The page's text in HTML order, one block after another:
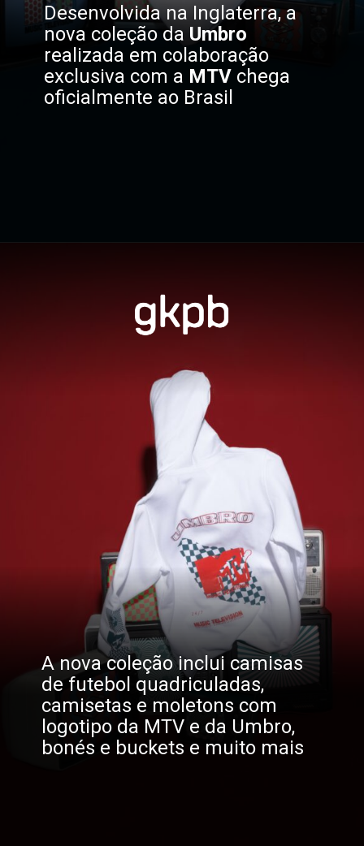
Desenvolvida na Inglaterra, a
nova coleção da Umbro
realizada em colaboração
exclusiva com a MTV chega
oficialmente ao Brasil
A nova coleção inclui camisas
de futebol quadriculadas,
camisetas e moletons com
logotipo da MTV e da Umbro,
bonés e buckets e muito mais